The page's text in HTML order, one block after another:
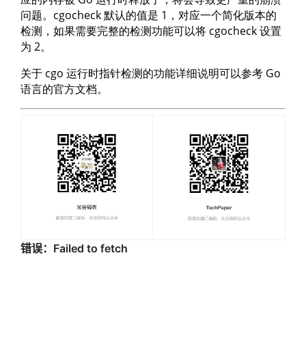
问题。cgocheck 默认的值是 1，对应一个简化版本的
检测，如果需要完整的检测功能可以将 cgocheck 设置
为 2。
关于 cgo 运行时指针检测的功能详细说明可以参考 Go
语言的官方文档。